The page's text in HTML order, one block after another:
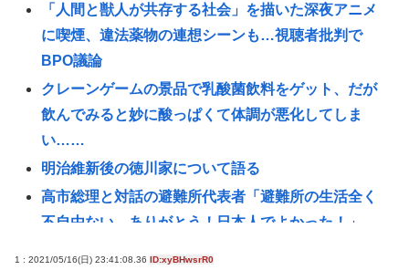
「人間と獣人が共存する社会」を描いた深夜アニメ
に喫煙、違法薬物の連想シーンも…視聴者批判で
BPO議論
クレーンゲームの景品で乳酸菌飲料をゲット、だが
飲んでみると妙に酸っぱくて体調が悪化してしま
い……
明治維新後の徳川家について語る
高市総理と対話の避難所代表者「避難所の生活全く
不自由ない、ありがとう！日本人でよかった！」
1 : 2021/05/16(日) 23:41:08.36 ID:xyBHwsrR0